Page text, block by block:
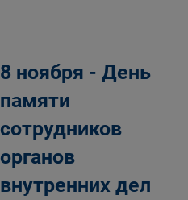
8 ноября - День
памяти
сотрудников
органов
внутренних дел